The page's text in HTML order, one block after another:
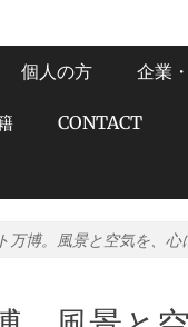
個人の方 企業
CONTACT
万博。風景と空気を、心